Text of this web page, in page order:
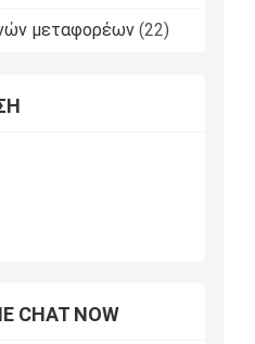
μεταφορέων (22)
CHAT NOW